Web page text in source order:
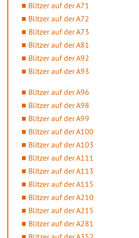
Blitzer auf der A71
Blitzer auf der A72
Blitzer auf der A73
Blitzer auf der A81
Blitzer auf der A92
Blitzer auf der A93
Blitzer auf der A96
Blitzer auf der A98
Blitzer auf der A99
Blitzer auf der A100
Blitzer auf der A103
Blitzer auf der A111
Blitzer auf der A113
Blitzer auf der A115
Blitzer auf der A210
Blitzer auf der A215
Blitzer auf der A281